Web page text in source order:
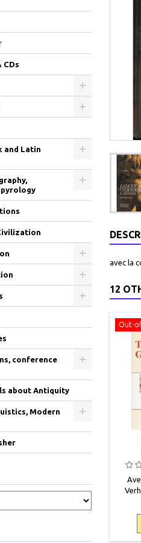
CDs
and Latin
conference
about Antiquity
Modern
avec la
12
Out-
grec,